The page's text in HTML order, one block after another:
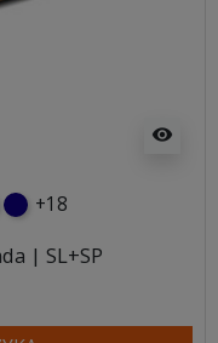
visibility
granatowy
+18
| SL+SP